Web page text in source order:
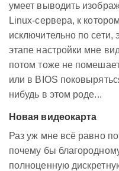
умеет выводить
Linux-сервера, к
исключительно по
этапе настройки мне
потом тоже не
или в BIOS
нибудь в этом роде...
Новая видеокарта
Раз уж мне всё равно
почему бы
полноценную